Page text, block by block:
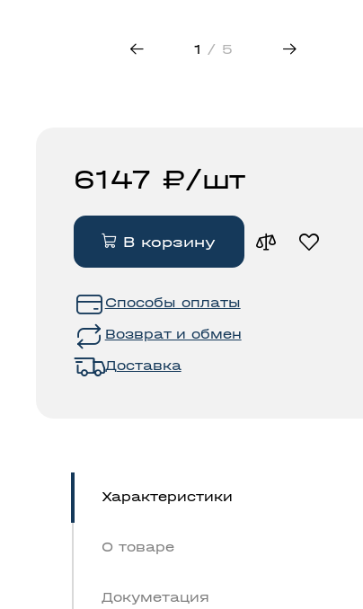
1 / 5
6147 ₽/шт
В корзину
Способы оплаты
Возврат и обмен
Доставка
Характеристики
О товаре
Докуметация